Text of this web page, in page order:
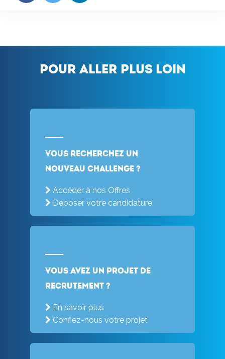
Pour aller plus loin
Vous recherchez un
nouveau challenge ?
Accéder à nos Offres
Déposer votre candidature
Vous avez un projet de
recrutement ?
En savoir plus
Confiez-nous votre projet